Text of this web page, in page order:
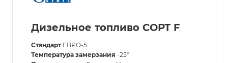
Дизельное топливо СОРТ F
СтандартЕВРО-5
Температура замерзания -25°